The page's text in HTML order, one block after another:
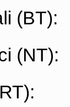
(BT):
(NT):